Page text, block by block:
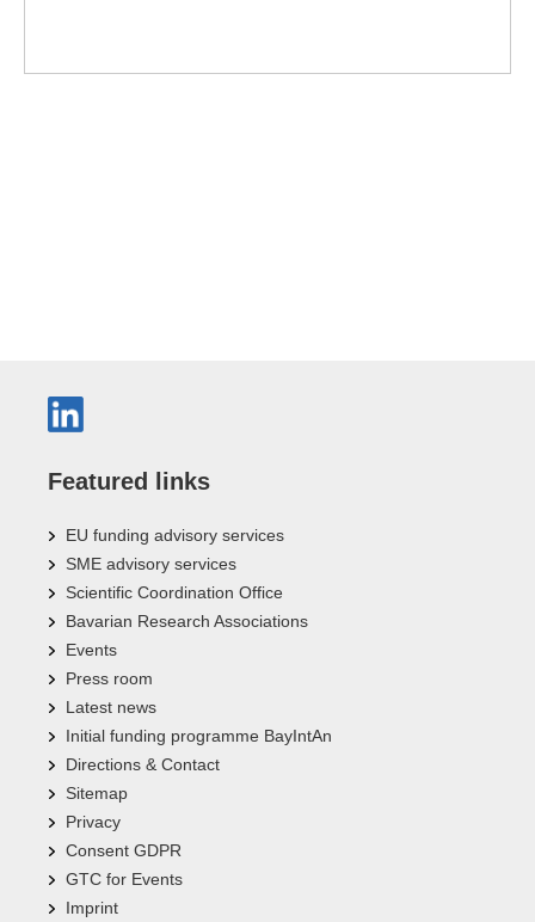
Featured links
EU funding advisory services
SME advisory services
Scientific Coordination Office
Bavarian Research Associations
Events
Press room
Latest news
Initial funding programme BayIntAn
Directions & Contact
Sitemap
Privacy
Consent GDPR
GTC for Events
Imprint